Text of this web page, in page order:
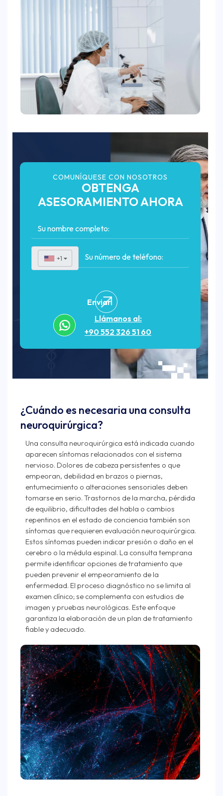
COMUNÍQUESE CON NOSOTROS
OBTENGA
ASESORAMIENTO AHORA
+1 ▼
Enviar
Llámanos al:
+90 552 326 51 60
¿Cuándo es necesaria una consulta
neuroquirúrgica?
Una consulta neuroquirúrgica está indicada cuando
aparecen síntomas relacionados con el sistema
nervioso. Dolores de cabeza persistentes o que
empeoran, debilidad en brazos o piernas,
entumecimiento o alteraciones sensoriales deben
tomarse en serio. Trastornos de la marcha, pérdida
de equilibrio, dificultades del habla o cambios
repentinos en el estado de conciencia también son
síntomas que requieren evaluación neuroquirúrgica.
Estos síntomas pueden indicar presión o daño en el
cerebro o la médula espinal. La consulta temprana
permite identificar opciones de tratamiento que
pueden prevenir el empeoramiento de la
enfermedad. El proceso diagnóstico no se limita al
examen clínico; se complementa con estudios de
imagen y pruebas neurológicas. Este enfoque
garantiza la elaboración de un plan de tratamiento
fiable y adecuado.